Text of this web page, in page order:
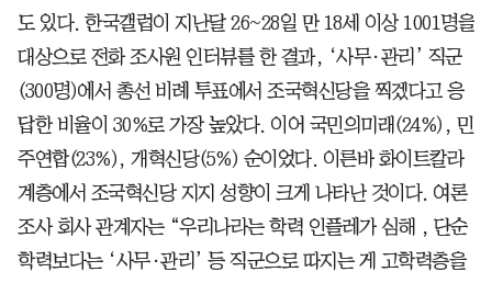
도 있다. 한국갤럽이 지난달 26~28일 만 18세 이상 1001명을
대상으로 전화 조사원 인터뷰를 한 결과, ‘사무·관리’ 직군
(300명)에서 총선 비례 투표에서 조국혁신당을 찍겠다고 응
답한 비율이 30%로 가장 높았다. 이어 국민의미래(24%), 민
주연합(23%), 개혁신당(5%) 순이었다. 이른바 화이트칼라
계층에서 조국혁신당 지지 성향이 크게 나타난 것이다. 여론
조사 회사 관계자는 “우리나라는 학력 인플레가 심해 , 단순
학력보다는 ‘사무·관리’ 등 직군으로 따지는 게 고학력층을